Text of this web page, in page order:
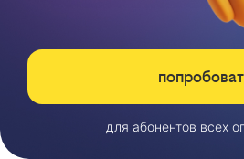
для абонентов всех